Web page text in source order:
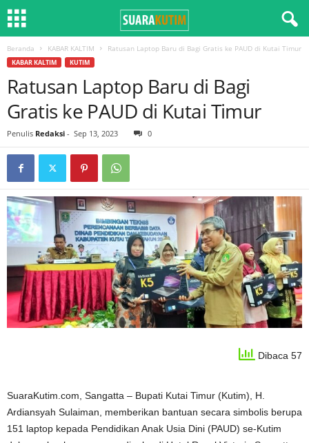
Beranda KABAR KALTIM Ratusan Laptop Baru di Bagi Gratis ke PAUD di Kutai Timur
KABAR KALTIM KUTIM
Ratusan Laptop Baru di Bagi
Gratis ke PAUD di Kutai Timur
Penulis Redaksi - Sep 13, 2023 0
Dibaca 57
SuaraKutim.com, Sangatta – Bupati Kutai Timur (Kutim), H.
Ardiansyah Sulaiman, memberikan bantuan secara simbolis berupa
151 laptop kepada Pendidikan Anak Usia Dini (PAUD) se-Kutim